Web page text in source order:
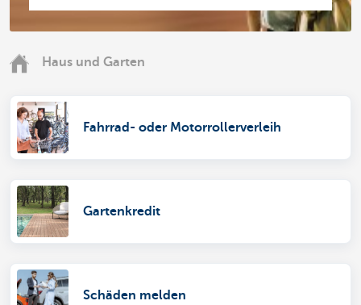
Haus und Garten
Fahrrad- oder Motorrollerverleih
Gartenkredit
Schäden melden